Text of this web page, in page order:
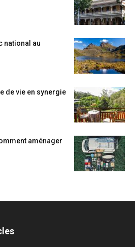
national au
de vie en synergie
aménager